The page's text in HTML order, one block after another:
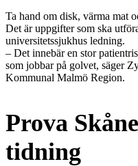
Ta hand om disk, värma mat
Det är uppgifter som ska
universitetssjukhus ledning.
– Det innebär en stor
som jobbar på golvet, säger
Kommunal Malmö Region.
Prova
tidning